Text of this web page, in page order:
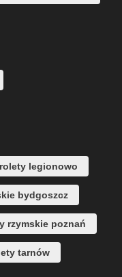
rolety legionowo
bydgoszcz
rzymskie poznań
tarnów